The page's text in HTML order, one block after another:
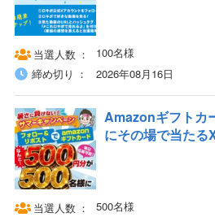
当選人数
100名様
締め切り
2026年08月16日
Amazonギフトカ
にその場で当たる
当選人数
500名様